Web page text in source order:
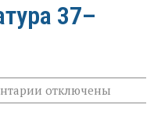
37–
к
записи
отключены